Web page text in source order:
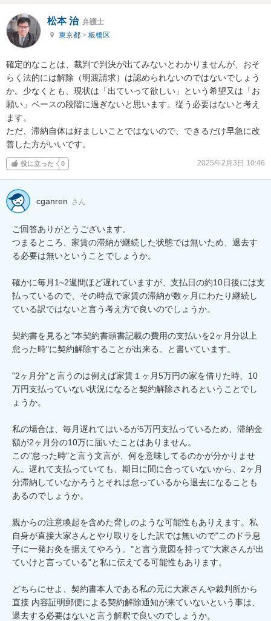
松本 治 弁護士
東京都 > 板橋区
確定的なことは、裁判で判決が出てみないとわかりませんが、おそ
らく法的には解除（明渡請求）は認められないのではないでしょう
か。少なくとも、現状は「出ていって欲しい」という希望又は「お
願い」ベースの段階に過ぎないと思います。従う必要はないと考え
ます。
ただ、滞納自体は好ましいことではないので、できるだけ早急に改
善した方がいいです。
役に立った 0 2025年2月3日 10:46
cganren さん
ご回答ありがとうございます。
つまるところ、家賃の滞納が継続した状態では無いため、退去す
る必要は無いということでしょうか。
確かに毎月1~2週間ほど遅れていますが、支払日の約10日後には支
払っているので、その時点で家賃の滞納が数ヶ月にわたり継続し
ている訳ではないと言う考え方で良いのでしょうか。
契約書を見ると"本契約書頭書記載の費用の支払いを2ヶ月分以上
怠った時"に契約解除することが出来る。と書いています。
"2ヶ月分"と言うのは例えば家賃１ヶ月5万円の家を借りた時、10
万円支払っていない状況になると契約解除されるということでし
ょうか。
私の場合は、毎月遅れてはいるが5万円支払っているため、滞納金
額が2ヶ月分の10万に届いたことはありません。
この"怠った時"と言う文言が、何を意味してるのかが分かりませ
ん。遅れて支払っていても、期日に間に合っていないから、2ヶ月
分滞納していなかろうとそれは怠っているから退去になることも
あるのでしょうか。
親からの注意喚起を含めた脅しのような可能性もありえます。私
自身が直接大家さんとやり取りをした訳では無いので"このドラ息
子に一発お灸を据えてやろう。"と言う意図を持って"大家さんが出
ていけと言っている"と私に伝えてる可能性もあります。
どちらにせよ、契約書本人である私の元に大家さんや裁判所から
直接 内容証明郵便による契約解除通知が来ていないという事は、
退去する必要はないと言う解釈で良いのでしょうか。